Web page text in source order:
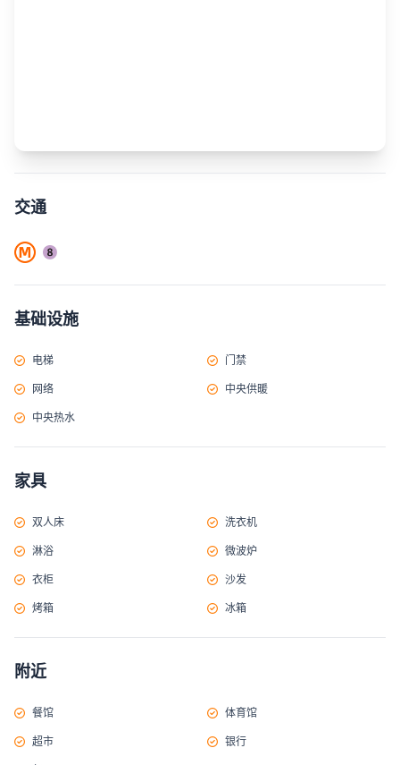
交通
基础设施
电梯 门禁
网络 中央供暖
中央热水
家具
双人床 洗衣机
淋浴 微波炉
衣柜 沙发
烤箱 冰箱
附近
餐馆 体育馆
超市 银行